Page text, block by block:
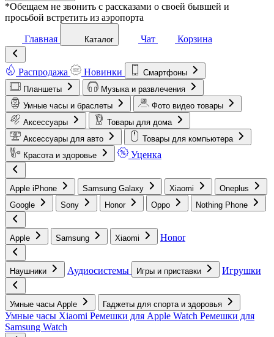
*Обещаем не звонить с рассказами о своей бывшей и
просьбой встретить из аэропорта
Главная Каталог Чат Корзина
Распродажа Новинки
Смартфоны
Планшеты
Музыка и развлечения
Умные часы и браслеты
Фото видео товары
Аксессуары
Товары для дома
Аксессуары для авто
Товары для компьютера
Красота и здоровье
Уценка
Apple iPhone Samsung Galaxy Xiaomi
Oneplus
Google
Sony Honor Oppo Nothing Phone
Apple Samsung Xiaomi Honor
Наушники Аудиосистемы Игры и приставки Игрушки
Умные часы Apple Гаджеты для спорта и здоровья
Умные часы Xiaomi Ремешки для Apple Watch Ремешки для
Samsung Watch